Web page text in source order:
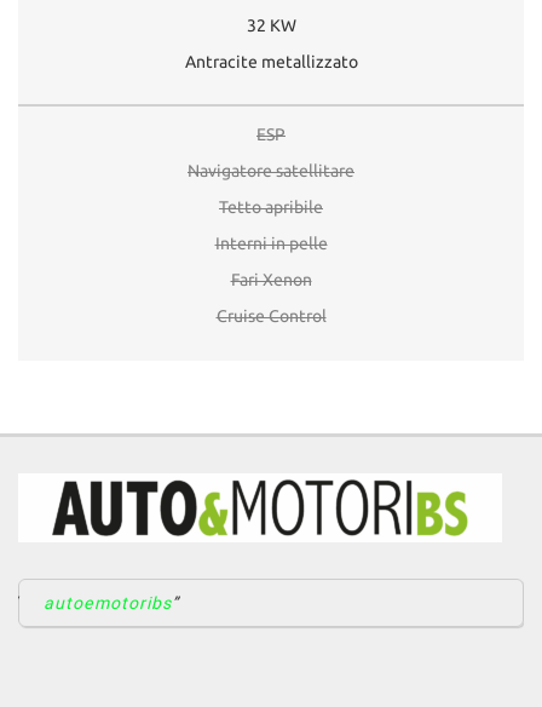
32 KW
Antracite metallizzato
ESP
Navigatore satellitare
Tetto apribile
Interni in pelle
Fari Xenon
Cruise Control
autoemotoribs